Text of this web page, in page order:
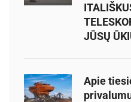
JŪSŲ
Apie